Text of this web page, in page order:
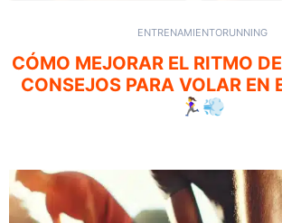
ENTRENAMIENTORUNNING
CÓMO MEJORAR EL RITMO
CONSEJOS PARA VOLAR EN
🏃‍♀️💨